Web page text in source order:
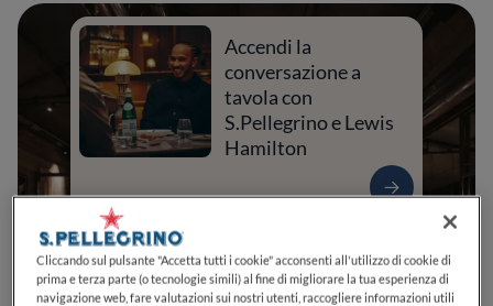
Accendi la
conversazione a
tavola con
S.Pellegrino e Lewis
Hamilton
Cliccando sul pulsante "Accetta tutti i cookie" acconsenti all'utilizzo di cookie di
prima e terza parte (o tecnologie simili) al fine di migliorare la tua esperienza di
navigazione web, fare valutazioni sui nostri utenti, raccogliere informazioni utili